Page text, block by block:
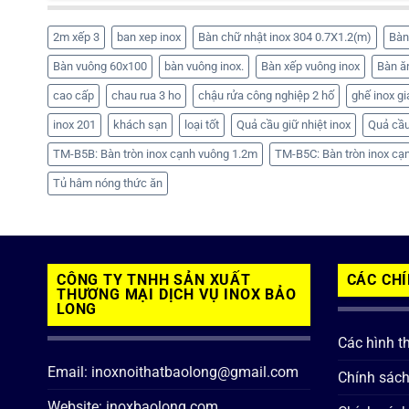
2m xếp 3 ban xep inox Bàn chữ nhật inox 304 0.7X1.2(m)
Bàn vuông 60x100 bàn vuông inox. Bàn xếp vuông inox Bàn
cao cấp chau rua 3 ho chậu rửa công nghiệp 2 hố ghế inox
inox 201 khách sạn loại tốt Quả cầu giữ nhiệt inox Quả
TM-B5B: Bàn tròn inox cạnh vuông 1.2m TM-B5C: Bàn tròn inox
Tủ hâm nóng thức ăn
CÔNG TY TNHH SẢN XUẤT
THƯƠNG MẠI DỊCH VỤ INOX BẢO
LONG
Email: inoxnoithatbaolong@gmail.com
CÁC
Các hình
Chính